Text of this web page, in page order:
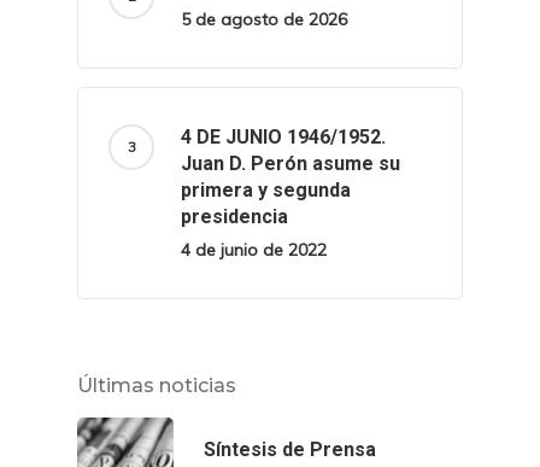
5 de agosto de 2026
4 DE JUNIO 1946/1952.
Juan D. Perón asume su
primera y segunda
presidencia
4 de junio de 2022
Últimas noticias
Síntesis de Prensa